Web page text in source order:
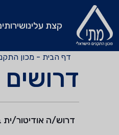
קצת עלינו
דף הבית - מכון
דרושים
דרוש/ה אודיטור/ית